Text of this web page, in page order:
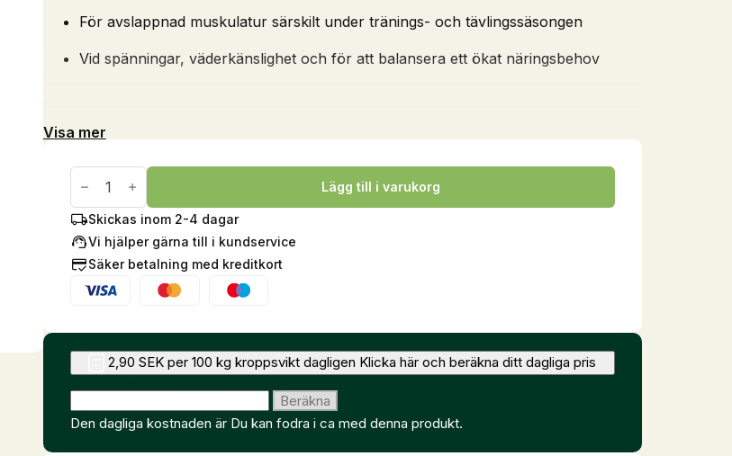
För avslappnad muskulatur särskilt under tränings- och tävlingssäsongen
Vid spänningar, väderkänslighet och för att balansera ett ökat näringsbehov
Visa mer
Makor,
1kg
mängd
Lägg till i varukorg
Skickas inom 2-4 dagar
Vi hjälper gärna till i kundservice
Säker betalning med kreditkort
2,90 SEK per 100 kg kroppsvikt dagligen Klicka här och beräkna ditt dagliga pris
Beräkna
Den dagliga kostnaden är Du kan fodra i ca med denna produkt.